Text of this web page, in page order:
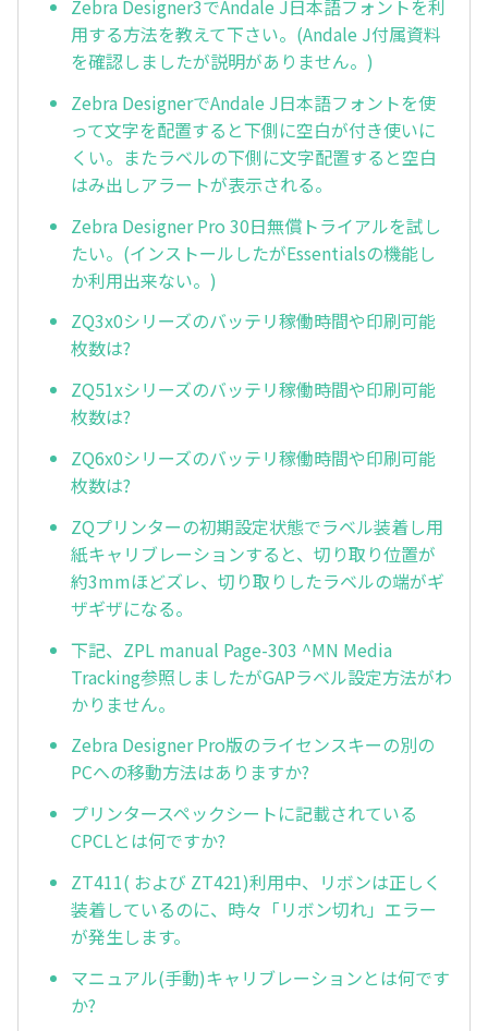
Zebra Designer3でAndale J日本語フォントを利
用する方法を教えて下さい。(Andale J付属資料
を確認しましたが説明がありません。)
Zebra DesignerでAndale J日本語フォントを使
って文字を配置すると下側に空白が付き使いに
くい。またラベルの下側に文字配置すると空白
はみ出しアラートが表示される。
Zebra Designer Pro 30日無償トライアルを試し
たい。(インストールしたがEssentialsの機能し
か利用出来ない。)
ZQ3x0シリーズのバッテリ稼働時間や印刷可能
枚数は?
ZQ51xシリーズのバッテリ稼働時間や印刷可能
枚数は?
ZQ6x0シリーズのバッテリ稼働時間や印刷可能
枚数は?
ZQプリンターの初期設定状態でラベル装着し用
紙キャリブレーションすると、切り取り位置が
約3mmほどズレ、切り取りしたラベルの端がギ
ザギザになる。
下記、ZPL manual Page-303 ^MN Media
Tracking参照しましたがGAPラベル設定方法がわ
かりません。
Zebra Designer Pro版のライセンスキーの別の
PCへの移動方法はありますか?
プリンタースペックシートに記載されている
CPCLとは何ですか?
ZT411( および ZT421)利用中、リボンは正しく
装着しているのに、時々「リボン切れ」エラー
が発生します。
マニュアル(手動)キャリブレーションとは何です
か?